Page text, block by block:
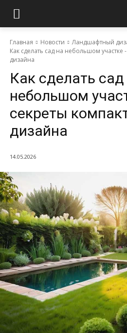
Главная Новости
Ландшафтный
Как сделать сад на небольшом участке
дизайна
Как сделать сад
небольшом
секреты
дизайна
14.05.2026